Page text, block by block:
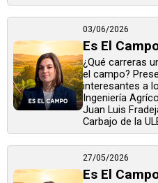
03/06/2026
Es El
¿Qué carreras
el campo?
interesantes a
Ingeniería
Juan Luis
Carbajo de la
27/05/2026
Es El